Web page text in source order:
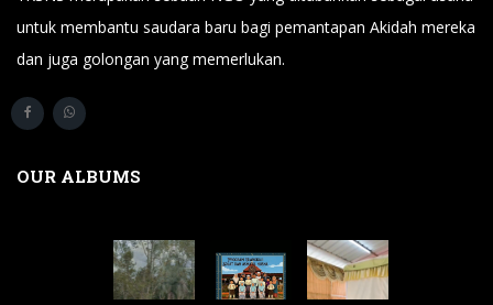
untuk membantu saudara baru bagi pemantapan Akidah mereka
dan juga golongan yang memerlukan.
OUR ALBUMS